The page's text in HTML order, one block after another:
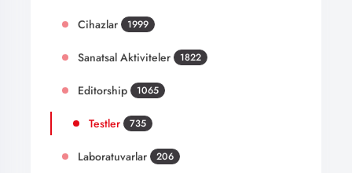
Cihazlar 1999
Sanatsal Aktiviteler 1822
Editorship 1065
Testler 735
Laboratuvarlar 206